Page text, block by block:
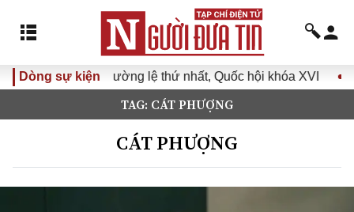
Dòng sự kiện
lệ thứ nhất, Quốc hội khóa XVI Đưa Nghị quyết Đại hội
TAG: CÁT PHƯỢNG
CÁT PHƯỢNG